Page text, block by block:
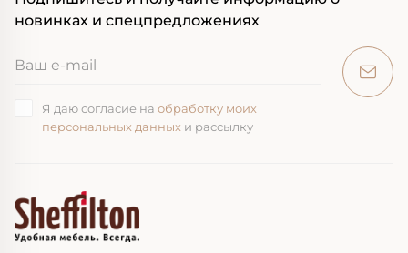
новинках и спецпредложениях
Я даю согласие на обработку моих
персональных данных и рассылку